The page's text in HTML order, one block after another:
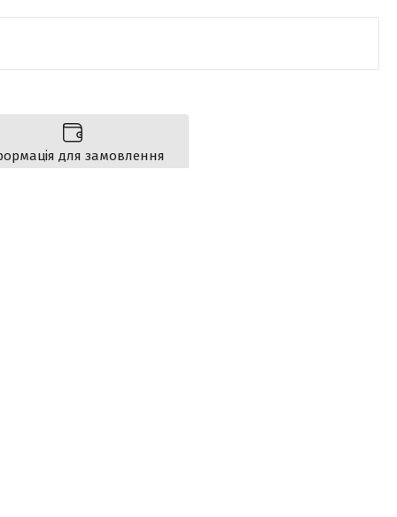
для замовлення